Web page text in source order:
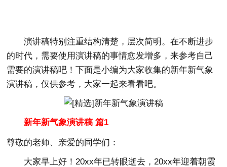
演讲稿特别注重结构清楚，层次简明。在不断进步
的时代，需要使用演讲稿的事情愈发增多，来参考自己
需要的演讲稿吧！下面是小编为大家收集的新年新气象
演讲稿，仅供参考，大家一起来看看吧。
新年新气象演讲稿 篇1
尊敬的老师、亲爱的同学们：
大家早上好！20xx年已转眼逝去，20xx年迎着朝霞